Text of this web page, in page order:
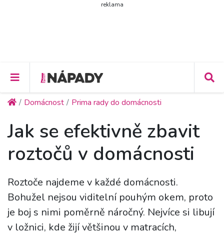
reklama
Domácnost Prima rady do domácnosti
Jak se efektivně zbavit
roztočů v domácnosti
Roztoče najdeme v každé domácnosti.
Bohužel nejsou viditelní pouhým okem, proto
je boj s nimi poměrně náročný. Nejvíce si libují
v ložnici, kde žijí většinou v matracích,